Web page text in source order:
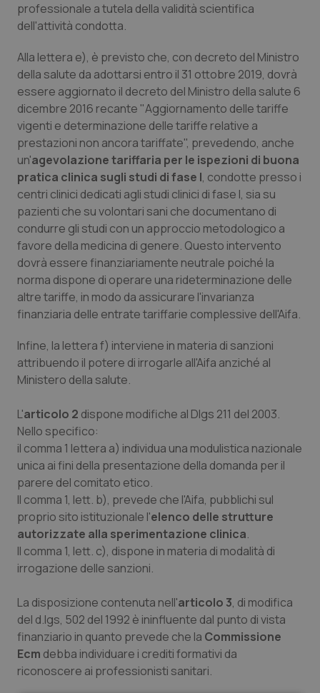
Ulcera & Reflusso
professionale a tutela della validità scientifica
dell'attività condotta.
Alla lettera e), è previsto che, con decreto del Ministro
della salute da adottarsi entro il 31 ottobre 2019, dovrà
essere aggiornato il decreto del Ministro della salute 6
dicembre 2016 recante "Aggiornamento delle tariffe
vigenti e determinazione delle tariffe relative a
prestazioni non ancora tariffate", prevedendo, anche
un'agevolazione tariffaria per le ispezioni di buona
pratica clinica sugli studi di fase I, condotte presso i
centri clinici dedicati agli studi clinici di fase I, sia su
pazienti che su volontari sani che documentano di
condurre gli studi con un approccio metodologico a
favore della medicina di genere. Questo intervento
dovrà essere finanziariamente neutrale poiché la
norma dispone di operare una rideterminazione delle
altre tariffe, in modo da assicurare l'invarianza
finanziaria delle entrate tariffarie complessive dell'Aifa.
Infine, la lettera f) interviene in materia di sanzioni
attribuendo il potere di irrogarle all'Aifa anziché al
Ministero della salute.
L'articolo 2 dispone modifiche al Dlgs 211 del 2003.
Nello specifico:
il comma 1 lettera a) individua una modulistica nazionale
unica ai fini della presentazione della domanda per il
parere del comitato etico.
Il comma 1, lett. b), prevede che l'Aifa, pubblichi sul
proprio sito istituzionale l'elenco delle strutture
autorizzate alla sperimentazione clinica.
Il comma 1, lett. c), dispone in materia di modalità di
irrogazione delle sanzioni.
La disposizione contenuta nell'articolo 3, di modifica
del d.lgs, 502 del 1992 è ininfluente dal punto di vista
finanziario in quanto prevede che la Commissione
Ecm debba individuare i crediti formativi da
riconoscere ai professionisti sanitari.